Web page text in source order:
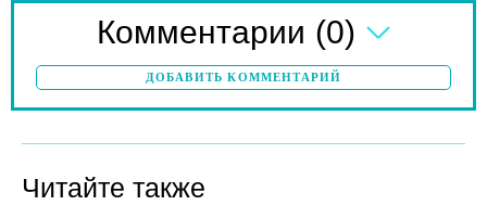
Комментарии (0)
ДОБАВИТЬ КОММЕНТАРИЙ
Читайте также